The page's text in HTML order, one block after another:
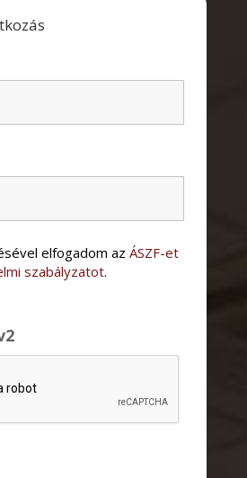
elfogadom az ÁSZF-et
szabályzatot.